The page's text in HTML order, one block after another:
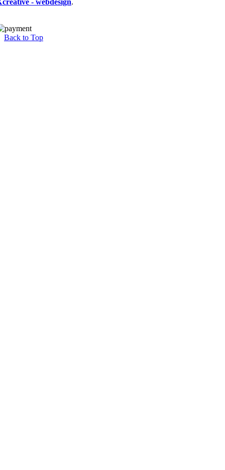
- webdesign.
Back to Top